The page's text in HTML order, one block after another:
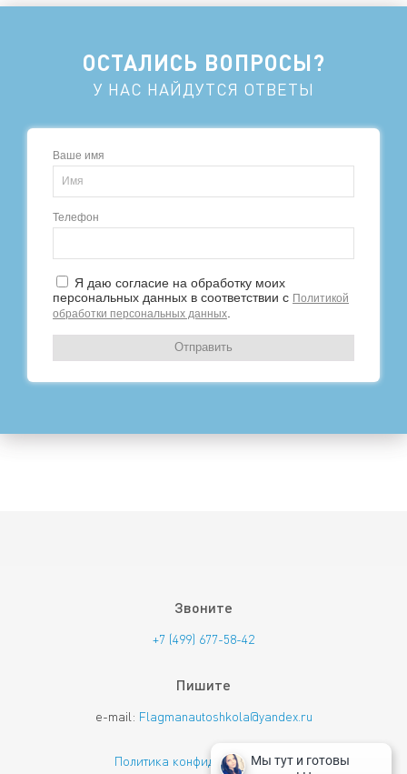
ОСТАЛИСЬ ВОПРОСЫ?
У НАС НАЙДУТСЯ ОТВЕТЫ
Звоните
+7 (499) 677-58-42
Пишите
e-mail: Flagmanautoshkola@yandex.ru
Политика конфиденциальности